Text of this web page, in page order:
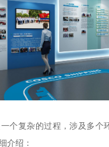
个复杂的过程，涉及多个
介绍：